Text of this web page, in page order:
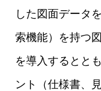
した図面データ
索機能）を持つ
を導入するとと
ント（仕様書、